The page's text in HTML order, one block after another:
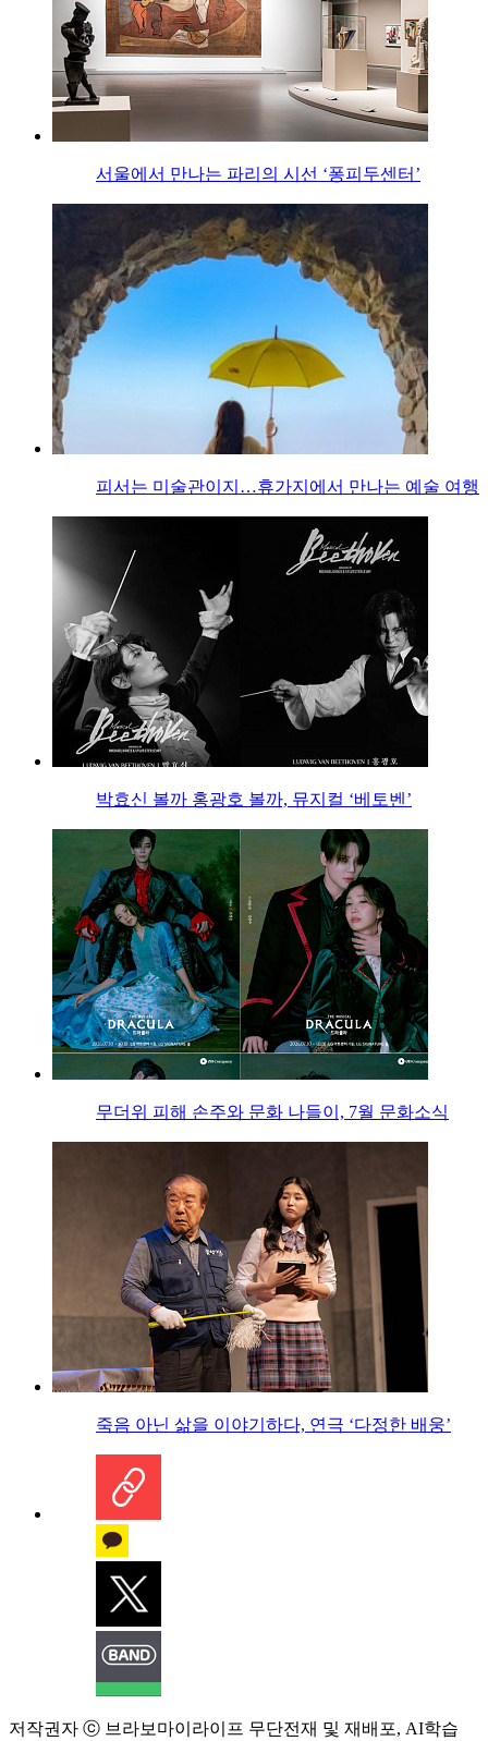
서울에서 만나는 파리의 시선 ‘퐁피두센터’
피서는 미술관이지…휴가지에서 만나는 예술 여행
박효신 볼까 홍광호 볼까, 뮤지컬 ‘베토벤’
무더위 피해 손주와 문화 나들이, 7월 문화소식
죽음 아닌 삶을 이야기하다, 연극 ‘다정한 배웅’
저작권자 ⓒ 브라보마이라이프 무단전재 및 재배포, AI학습